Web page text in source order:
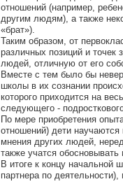
отношений (например,
другим людям), а также
«брат»).
Таким образом, от
различных позиций и точек
людей, отличную от его
Вместе с тем было бы
школы в их сознании
которого приходится на
следующего -
По мере приобретения
отношений) дети
мнения других людей,
также учатся
В итоге к концу начальной
партнера по